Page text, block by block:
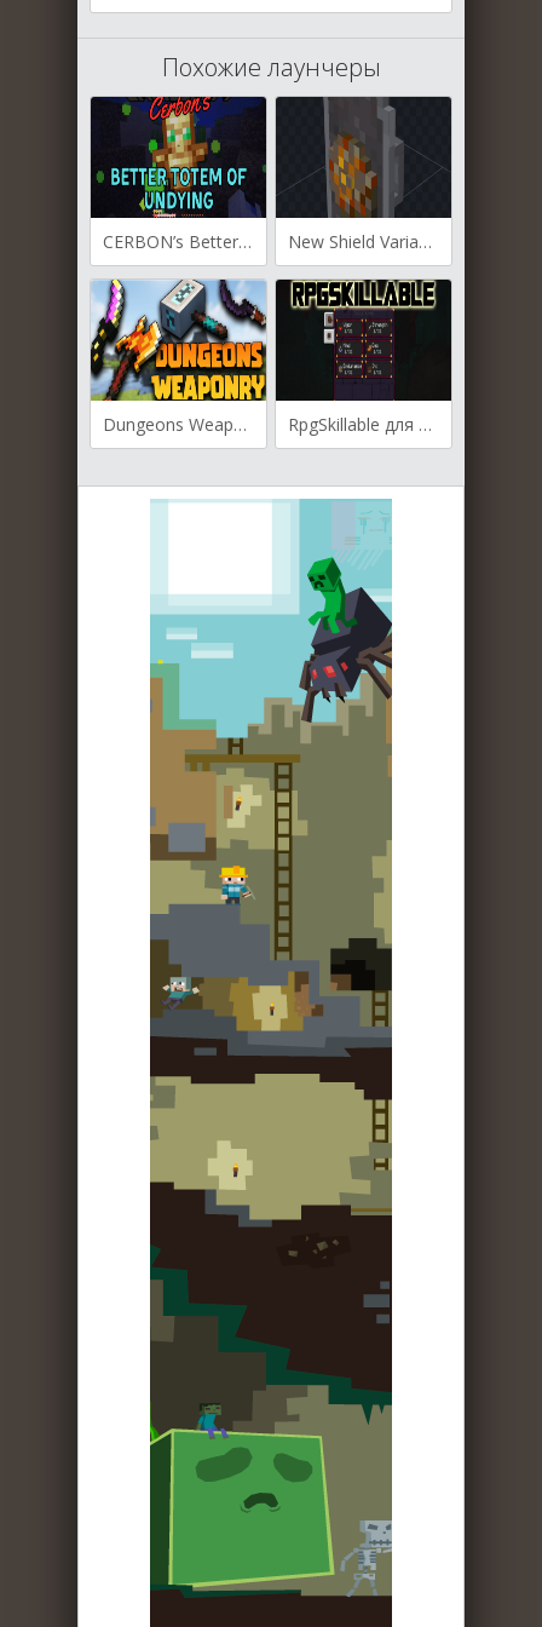
Похожие лаунчеры
CERBON’s Better Totem of Undying для Майнкрафт [1.20.2, 1.20.1, 1.19.4] New Shield Variants для Майнкрафт [1.20.1, 1.20]
Dungeons Weaponry для Майнкрафт [1.20.1, 1.19.4] RpgSkillable для Майнкрафт 1.19.2